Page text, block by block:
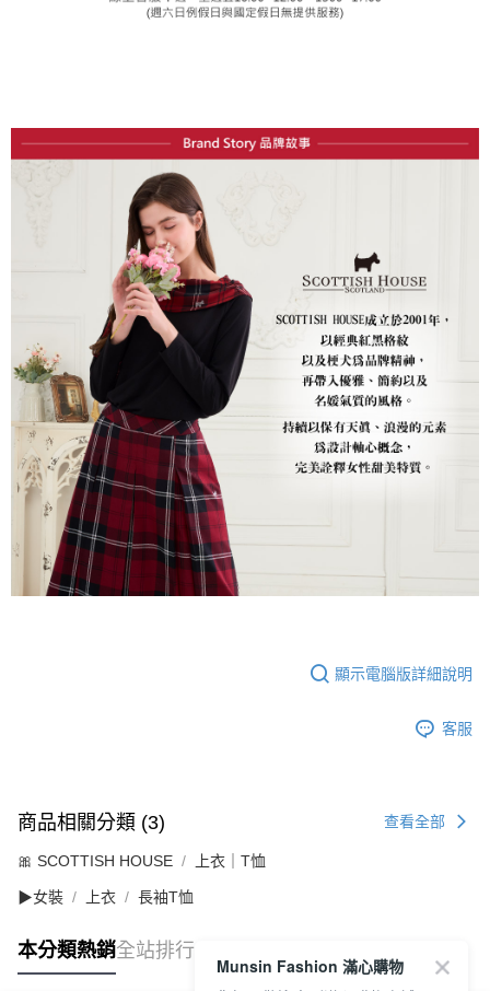
顯示電腦版詳細說明
客服
商品相關分類 (3) 查看全部
🎀 SCOTTISH HOUSE 上衣｜T恤
▶女裝 上衣 長袖T恤
本分類熱銷全站排行
Munsin Fashion 滿心購物